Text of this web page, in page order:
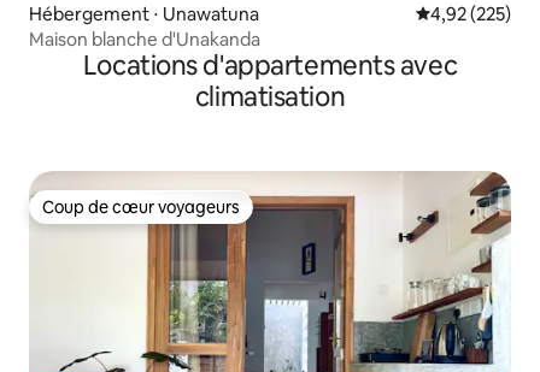
Hébergement ⋅ Unawatuna Évaluation
4,92 (225)
Maison blanche d'Unakanda
Locations d'appartements avec
climatisation
Coup de cœur voyageurs
Coup de cœur voyageurs